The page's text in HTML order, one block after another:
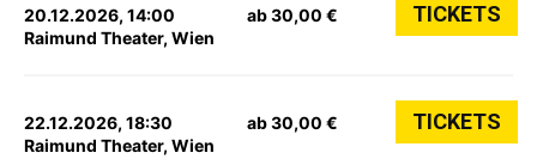
20.12.2026, 14:00
Raimund Theater, Wien
ab 30,00 € TICKETS
22.12.2026, 18:30
Raimund Theater, Wien
ab 30,00 € TICKETS